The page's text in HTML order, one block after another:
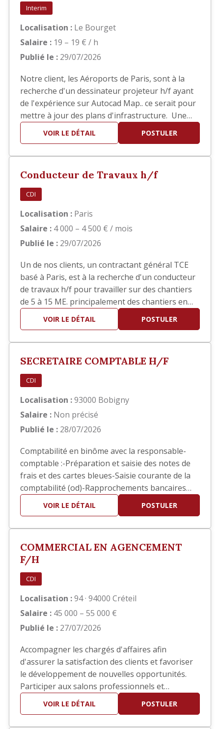
Interim
Localisation : Le Bourget
Salaire : 19 – 19 € / h
Publié le : 29/07/2026
Notre client, les Aéroports de Paris, sont à la
recherche d'un dessinateur projeteur h/f ayant
de l'expérience sur Autocad Map.. ce serait pour
mettre à jour des plans d'infrastructure. Une
bonne connaissance des SIG est demandée. Il
s'agit d'une mission d'intérim de 6 mois basée
VOIR LE DÉTAIL POSTULER
Conducteur de Travaux h/f
CDI
Localisation : Paris
Salaire : 4 000 – 4 500 € / mois
Publié le : 29/07/2026
Un de nos clients, un contractant général TCE
basé à Paris, est à la recherche d'un conducteur
de travaux h/f pour travailler sur des chantiers
de 5 à 15 ME. principalement des chantiers en
réhabilitation TCE dans le domaine hôtelier ou
sièges sociaux. Poste basé à Paris
VOIR LE DÉTAIL POSTULER
SECRETAIRE COMPTABLE H/F
CDI
Localisation :93000 Bobigny
Salaire : Non précisé
Publié le : 28/07/2026
Comptabilité en binôme avec la responsable-
comptable :-Préparation et saisie des notes de
frais et des cartes bleues-Saisie courante de la
comptabilité (od)-Rapprochements bancaires
ponctuels-Aide pour les situations comptables-
Contrôle et/ou Saisie des pointages des ouvriers
médica…
VOIR LE DÉTAIL POSTULER
COMMERCIAL EN AGENCEMENT
F/H
CDI
Localisation :94 · 94000 Créteil
Salaire : 45 000 – 55 000 €
Publié le : 27/07/2026
Accompagner les chargés d'affaires afin
d'assurer la satisfaction des clients et favoriser
le développement de nouvelles opportunités.
Participer aux salons professionnels et
développer votre réseau. Piloter les réponses
aux appels d'offres en collaboration avec les
VOIR LE DÉTAIL POSTULER